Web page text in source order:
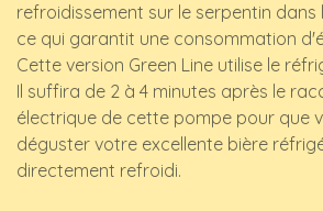
refroidissement sur le serpentin dans
ce qui garantit une consommation
Cette version Green Line utilise le
Il suffira de 2 à 4 minutes après le
électrique de cette pompe pour que
déguster votre excellente bière
directement refroidi.